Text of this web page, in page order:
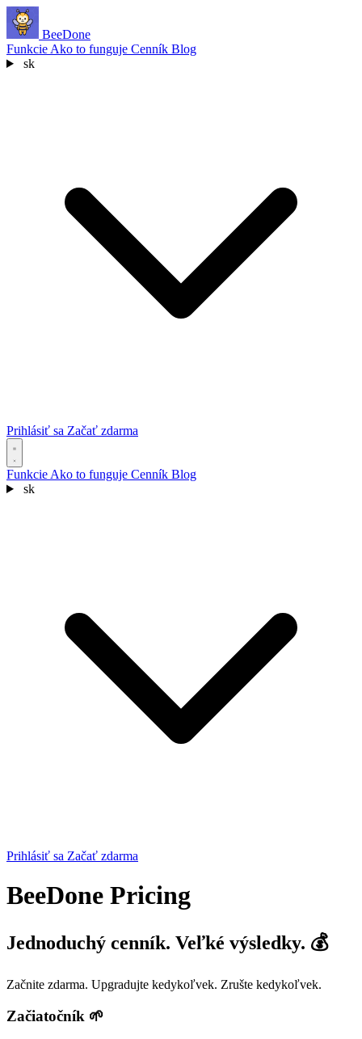
BeeDone
Funkcie Ako to funguje Cenník Blog
sk
Prihlásiť sa Začať zdarma
Funkcie Ako to funguje Cenník Blog
sk
Prihlásiť sa Začať zdarma
BeeDone Pricing
Jednoduchý cenník. Veľké výsledky. 💰
Začnite zdarma. Upgradujte kedykoľvek. Zrušte kedykoľvek.
Začiatočník 🌱